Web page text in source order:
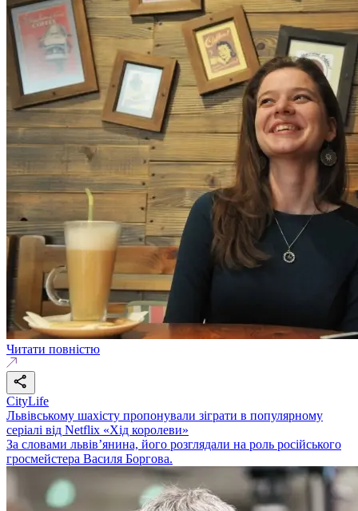
Читати повністю
CityLife
Львівському шахісту пропонували зіграти в популярному
серіалі від Netflix «Хід королеви»
За словами львів’янина, його розглядали на роль російського
гросмейстера Василя Боргова.